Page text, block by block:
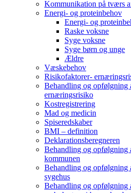
Kommunikation på tværs
Energi- og proteinbehov
Energi- og
Raske voksne
Syge voksne
Syge børn og unge
Ældre
Væskebehov
Risikofaktorer-
Behandling og opfølgning
ernæringsrisiko
Kostregistrering
Mad og medicin
Spiseredskaber
BMI – definition
Deklarationsberegneren
Behandling og opfølgning
kommunen
Behandling og opfølgning
sygehus
Behandling og opfølgning